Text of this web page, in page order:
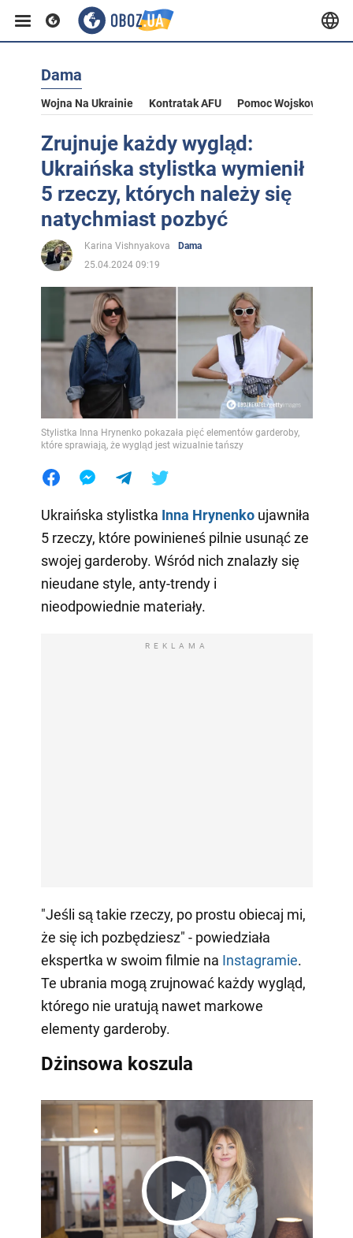
Dama
Wojna Na Ukrainie Kontratak AFU Pomoc Wojskowa Dla
Zrujnuje każdy wygląd:
Ukraińska stylistka wymienił
5 rzeczy, których należy się
natychmiast pozbyć
Karina Vishnyakova
Dama
25.04.2024 09:19
Stylistka Inna Hrynenko pokazała pięć elementów garderoby,
które sprawiają, że wygląd jest wizualnie tańszy
Ukraińska stylistka Inna Hrynenkoujawniła
5 rzeczy, które powinieneś pilnie usunąć ze
swojej garderoby. Wśród nich znalazły się
nieudane style, anty-trendy i
nieodpowiednie materiały.
REKLAMA
"Jeśli są takie rzeczy, po prostu obiecaj mi,
że się ich pozbędziesz" - powiedziała
ekspertka w swoim filmie na Instagramie.
Te ubrania mogą zrujnować każdy wygląd,
którego nie uratują nawet markowe
elementy garderoby.
Dżinsowa koszula
Play